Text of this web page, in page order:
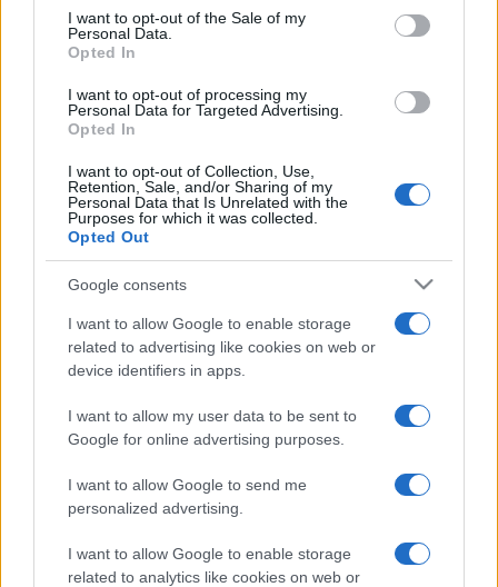
consent section.
I want to opt-out of the Sale of my
Personal Data.
Opted In
I want to opt-out of processing my
Personal Data for Targeted Advertising.
Opted In
I want to opt-out of Collection, Use,
Retention, Sale, and/or Sharing of my
Personal Data that Is Unrelated with the
Purposes for which it was collected.
Opted Out
Google consents
I want to allow Google to enable storage
related to advertising like cookies on web or
device identifiers in apps.
I want to allow my user data to be sent to
Google for online advertising purposes.
I want to allow Google to send me
personalized advertising.
I want to allow Google to enable storage
related to analytics like cookies on web or
legfontosabb kérdés, hogy milyen megoldások
születhetnek, ha ? a felnőttvilágban főnökként,
ember gyakorolja a hatalmat? Milyen lehetőségei vannak a
mai gyerekeknek, mit tehetnek, amit még felnőttek is jónak
gondolnak ? vetette fel Naszlady Éva.
Beszélt arról is, hogy arra törekedtek, hogy a ?lelki
árnyalatokat? a színészek sokszínűen, ugyanakkor
szórakoztatóan vagy éppen fájdalmasan tudják a közönség
elé tárni. Arra törekednek, hogy minél hitelesebben
tudnak okozni a gyermekeknek azáltal, hogy figyelmetlenek
velük, nem veszik komolyan a problémáikat. A főbb
szerepeket Kováts Dóra, Barsi Márton, Magyar Cecília,
Czegő Teréz, Wellmann György és Bellus Attila játssza.